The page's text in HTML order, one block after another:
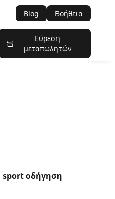
Blog Βοήθεια
Εύρεση
μεταπωλητών
sport οδήγηση